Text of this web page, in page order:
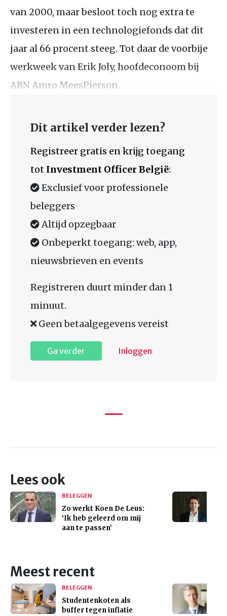
van 2000, maar besloot toch nog extra te
investeren in een technologiefonds dat dit
jaar al 66 procent steeg. Tot daar de voorbije
werkweek van Erik Joly, hoofdeconoom bij
ABN Amro MeesPierson.
Dit artikel verder lezen?
Registreer gratis en krijg toegang
tot Investment Officer België:
Exclusief voor professionele
beleggers
Altijd opzegbaar
Onbeperkt toegang: web, app,
nieuwsbrieven en events
Registreren duurt minder dan 1
minuut.
Geen betaalgegevens vereist
Ga verder Inloggen
Lees ook
BELEGGEN
Zo werkt Koen De Leus:
‘Ik heb geleerd om mij
aan te passen’
Meest recent
BELEGGEN
Studentenkoten als
buffer tegen inflatie